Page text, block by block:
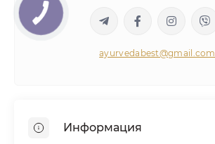
ayurvedabest@gmail.com
Информация